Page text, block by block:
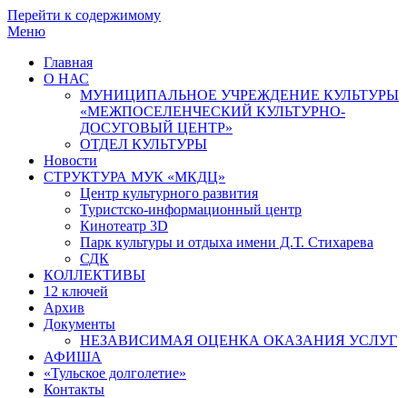
Перейти к содержимому
Меню
Главная
О НАС
МУНИЦИПАЛЬНОЕ УЧРЕЖДЕНИЕ КУЛЬТУРЫ
«МЕЖПОСЕЛЕНЧЕСКИЙ КУЛЬТУРНО-
ДОСУГОВЫЙ ЦЕНТР»
ОТДЕЛ КУЛЬТУРЫ
Новости
СТРУКТУРА МУК «МКДЦ»
Центр культурного развития
Туристско-информационный центр
Кинотеатр 3D
Парк культуры и отдыха имени Д.Т. Стихарева
СДК
КОЛЛЕКТИВЫ
12 ключей
Архив
Документы
НЕЗАВИСИМАЯ ОЦЕНКА ОКАЗАНИЯ УСЛУГ
АФИША
«Тульское долголетие»
Контакты